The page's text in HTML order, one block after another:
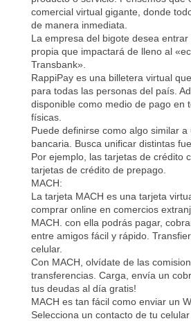
comercial virtual gigante, donde
de manera inmediata.
La empresa del bigote desea
propia que impactará de lleno al
Transbank».
RappiPay es una billetera virtual
para todas las personas del país.
disponible como medio de pago en
físicas.
Puede definirse como algo similar a
bancaria. Busca unificar distintas
Por ejemplo, las tarjetas de crédito
tarjetas de crédito de prepago.
MACH:
La tarjeta MACH es una tarjeta
comprar online en comercios
MACH. con ella podrás pagar,
entre amigos fácil y rápido.
celular.
Con MACH, olvídate de las
transferencias. Carga, envía un
tus deudas al día gratis!
MACH es tan fácil como enviar un
Selecciona un contacto de tu